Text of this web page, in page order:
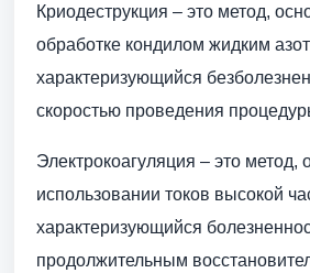
Криодеструкция – это метод,
обработке кондилом жидким
характеризующийся
скоростью проведения
Электрокоагуляция – это метод,
использовании токов высокой
характеризующийся
продолжительным